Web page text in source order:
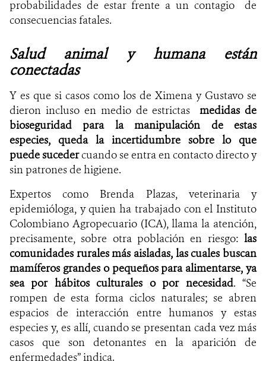
probabilidades de estar frente a un contagio de
consecuencias fatales.
Salud animal y humana están
conectadas
Y es que si casos como los de Ximena y Gustavo se
dieron incluso en medio de estrictasmedidas de
bioseguridad para la manipulación de estas
especies, queda la incertidumbre sobre lo que
puede sucedercuando se entra en contacto directo y
sin patrones de higiene.
Expertos como Brenda Plazas, veterinaria y
epidemióloga, y quien ha trabajado con el Instituto
Colombiano Agropecuario (ICA), llama la atención,
precisamente, sobre otra población en riesgo: las
comunidades rurales más aisladas, las cuales buscan
mamíferos grandes o pequeños para alimentarse, ya
sea por hábitos culturales o por necesidad. “Se
rompen de esta forma ciclos naturales; se abren
espacios de interacción entre humanos y estas
especies y, es allí, cuando se presentan cada vez más
casos que son detonantes en la aparición de
enfermedades” indica.